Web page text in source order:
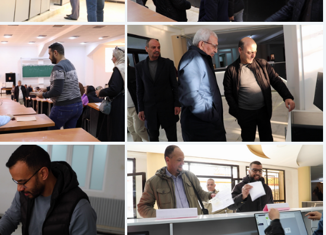
frame00181 frame00151
frame00111 frame00081